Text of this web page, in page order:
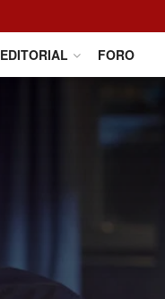
EDITORIAL FORO